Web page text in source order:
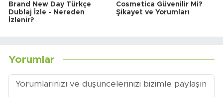
Brand New Day Türkçe
Dublaj İzle - Nereden
İzlenir?
Cosmetica Güvenilir Mi?
Şikayet ve Yorumları
Yorumlar